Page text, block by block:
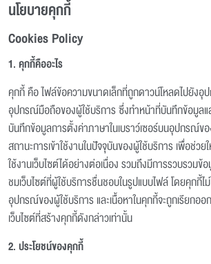
นโยบายคุกกี้
Cookies Policy
1. คุกกี้คืออะไร
คุกกี้ คือ ไฟล์ข้อความขนาดเล็กที่ถูกดาวน์โหลดไปยัง
อุปกรณ์มือถือของผู้ใช้บริการ ซึ่งทำหน้าที่บันทึกข้อมูลแ
บันทึกข้อมูลการตั้งค่าภาษาในเบราว์เซอร์บนอุปกรณ์ข
สถานะการเข้าใช้งานในปัจจุบันของผู้ใช้บริการ เพื่อช่วย
ใช้งานเว็บไซต์ได้อย่างต่อเนื่อง รวมถึงมีการรวบรวมข้
ชมเว็บไซต์ที่ผู้ใช้บริการชื่นชอบในรูปแบบไฟล์ โดยคุกกี้ไ
อุปกรณ์ของผู้ใช้บริการ และเนื้อหาในคุกกี้จะถูกเรียกอ
เว็บไซต์ที่สร้างคุกกี้ดังกล่าวเท่านั้น
2. ประโยชน์ของคุกกี้